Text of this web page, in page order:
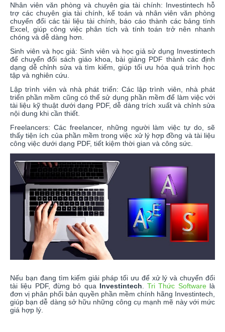
Nhân viên văn phòng và chuyên gia tài chính: Investintech hỗ
trợ các chuyên gia tài chính, kế toán và nhân viên văn phòng
chuyển đổi các tài liệu tài chính, báo cáo thành các bảng tính
Excel, giúp công việc phân tích và tính toán trở nên nhanh
chóng và dễ dàng hơn.
Sinh viên và học giả: Sinh viên và học giả sử dụng Investintech
để chuyển đổi sách giáo khoa, bài giảng PDF thành các định
dạng dễ chỉnh sửa và tìm kiếm, giúp tối ưu hóa quá trình học
tập và nghiên cứu.
Lập trình viên và nhà phát triển: Các lập trình viên, nhà phát
triển phần mềm cũng có thể sử dụng phần mềm để làm việc với
tài liệu kỹ thuật dưới dạng PDF, dễ dàng trích xuất và chỉnh sửa
nội dung khi cần thiết.
Freelancers: Các freelancer, những người làm việc tự do, sẽ
thấy tiện ích của phần mềm trong việc xử lý hợp đồng và tài liệu
công việc dưới dạng PDF, tiết kiệm thời gian và công sức.
Nếu bạn đang tìm kiếm giải pháp tối ưu để xử lý và chuyển đổi
tài liệu PDF, đừng bỏ qua Investintech.Tri Thức Softwarelà
đơn vị phân phối bản quyền phần mềm chính hãng Investintech,
giúp bạn dễ dàng sở hữu những công cụ mạnh mẽ này với mức
giá hợp lý.